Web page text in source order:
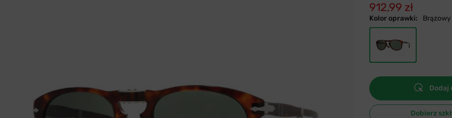
912,99 zł
Kolor oprawki: Brązowy
Dodaj
Dobierz